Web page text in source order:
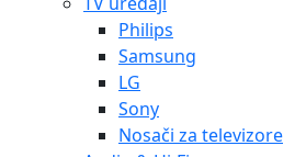
Philips
Samsung
LG
Sony
Nosači za televizore